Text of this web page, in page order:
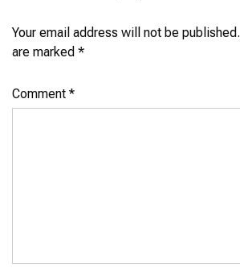
Your email address will not be published.
are marked *
Comment *